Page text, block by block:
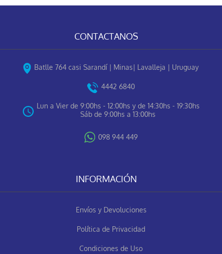
CONTACTANOS
Batlle 764 casi Sarandí | Minas| Lavalleja | Uruguay
4442 6840
Lun a Vier de 9:00hs - 12:00hs y de 14:30hs - 19:30hs
Sáb de 9:00hs a 13:00hs
098 944 449
INFORMACIÓN
Envíos y Devoluciones
Política de Privacidad
Condiciones de Uso